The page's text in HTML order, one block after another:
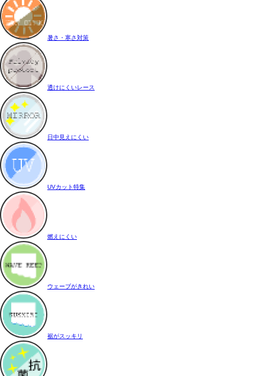
暑さ・寒さ対策
透けにくいレース
日中見えにくい
UVカット特集
燃えにくい
ウェーブがきれい
裾がスッキリ